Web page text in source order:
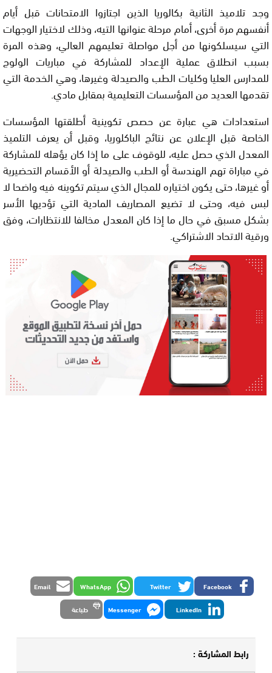
وجد تلاميذ الثانية بكالوريا الذين اجتازوا الامتحانات قبل أيام
أنفسهم مرة أخرى، أمام مرحلة عنوانها التيه، وذلك لاختيار الوجهات
التي سيسلكونها من أجل مواصلة تعليمهم العالي، وهذه المرة
بسبب انطلاق عملية الإعداد للمشاركة في مباريات الولوج
للمدارس العليا وكليات الطب والصيدلة وغيرها، وهي الخدمة التي
تقدمها العديد من المؤسسات التعليمية بمقابل مادي.
استعدادات هي عبارة عن حصص تكوينية أطلقتها المؤسسات
الخاصة قبل الإعلان عن نتائج الباكلوريا، وقبل أن يعرف التلميذ
المعدل الذي حصل عليه، للوقوف على ما إذا كان يؤهله للمشاركة
في مباراة تهم الهندسة أو الطب والصيدلة أو الأقسام التحضيرية
أو غيرها، حتى يكون اختياره للمجال الذي سيتم تكوينه فيه واضحا لا
لبس فيه، وحتى لا تضيع المصاريف المادية التي تؤديها الأسر
بشكل مسبق في حال ما إذا كان المعدل مخالفا للانتظارات، وفق
ورقية الاتحاد الاشتراكي.
Facebook
Twitter
WhatsApp
Email
LinkedIn
Messenger طباعة
رابط المشاركة :